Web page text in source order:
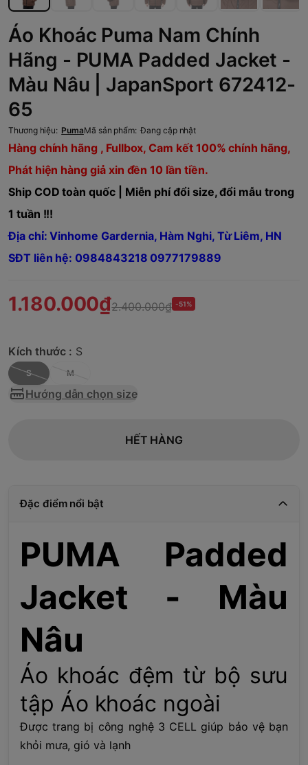
Áo Khoác Puma Nam Chính
Hãng - PUMA Padded Jacket -
Màu Nâu | JapanSport 672412-
65
Thương hiệu: PumaMã sản phẩm: Đang cập nhật
Hàng chính hãng , Fullbox, Cam kết 100% chính hãng,
Phát hiện hàng giả xin đền 10 lần tiền.
Ship COD toàn quốc | Miễn phí đổi size, đổi mẫu trong
1 tuần !!!
Địa chỉ: Vinhome Gardernia, Hàm Nghi, Từ Liêm, HN
SĐT liên hệ: 0984843218 0977179889
1.180.000₫2.400.000₫ -51%
Kích thước : S
S M
Hướng dẫn chọn size
HẾT HÀNG
Đặc điểm nổi bật
PUMA Padded
Jacket - Màu
Nâu
Áo khoác đệm từ bộ sưu
tập Áo khoác ngoài
Được trang bị công nghệ 3 CELL giúp bảo vệ bạn
khỏi mưa, gió và lạnh